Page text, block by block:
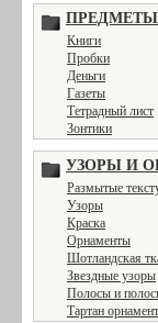
Книги
Пробки
Деньги
Газеты
Тетрадный лист
Зонтики
УЗОРЫ И
Размытые
Узоры
Краска
Орнаменты
Шотландская
Звездные узоры
Полосы и
Тартан орнамент